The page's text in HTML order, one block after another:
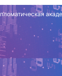
2023 г.